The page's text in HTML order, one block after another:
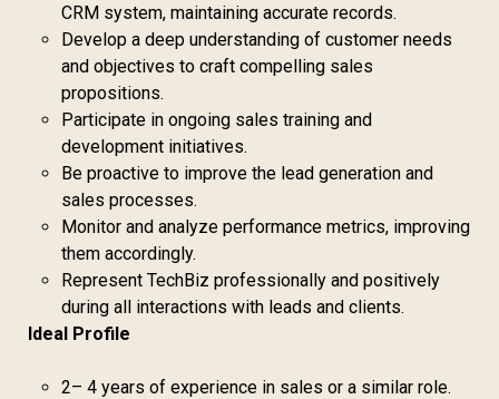
CRM system, maintaining accurate records.
Develop a deep understanding of customer needs
and objectives to craft compelling sales
propositions.
Participate in ongoing sales training and
development initiatives.
Be proactive to improve the lead generation and
sales processes.
Monitor and analyze performance metrics, improving
them accordingly.
Represent TechBiz professionally and positively
during all interactions with leads and clients.
Ideal Profile
2– 4 years of experience in sales or a similar role.